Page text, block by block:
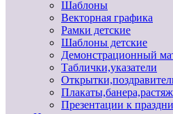
Шаблоны
Векторная графика
Рамки детские
Шаблоны детские
Демонстрационный
Таблички,указатели
Презентации к